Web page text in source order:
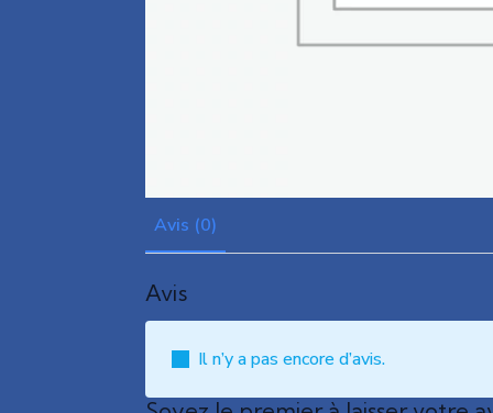
Avis (0)
Avis
Il n’y a pas encore d’avis.